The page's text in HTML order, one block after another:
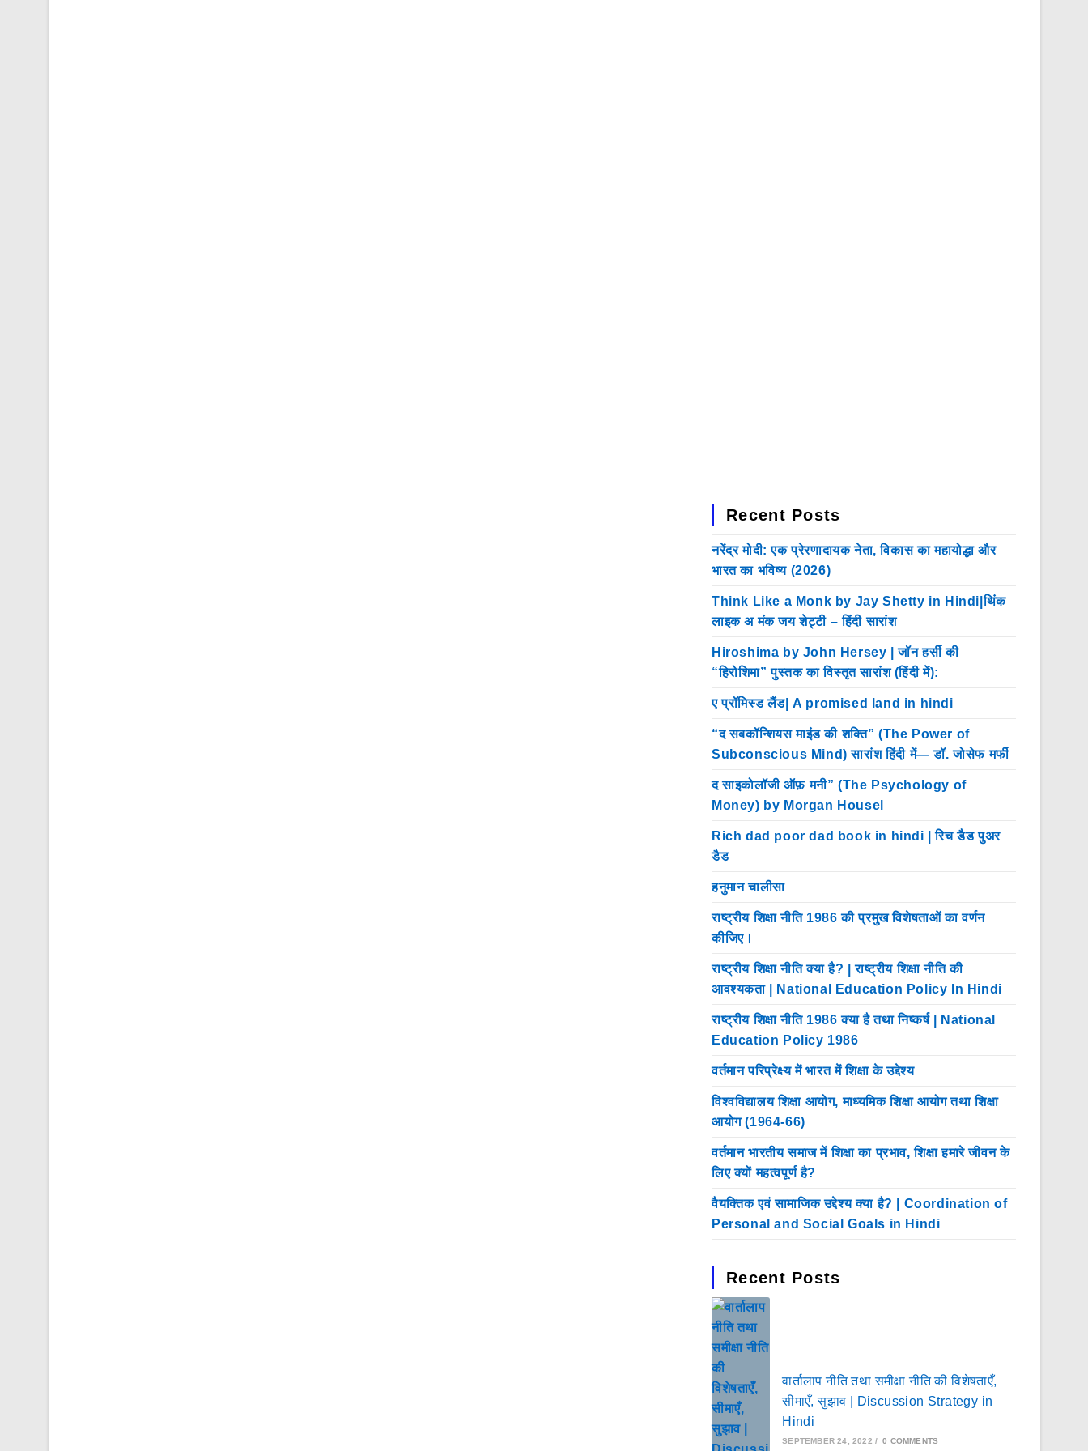
Recent Posts
नरेंद्र मोदी: एक प्रेरणादायक नेता, विकास का महायोद्धा और
भारत का भविष्य (2026)
Think Like a Monk by Jay Shetty in Hindi|थिंक
लाइक अ मंक जय शेट्टी – हिंदी सारांश
Hiroshima by John Hersey | जॉन हर्सी की
“हिरोशिमा” पुस्तक का विस्तृत सारांश (हिंदी में):
ए प्रॉमिस्ड लैंड| A promised land in hindi
“द सबकॉन्शियस माइंड की शक्ति” (The Power of
Subconscious Mind) सारांश हिंदी में— डॉ. जोसेफ मर्फी
द साइकोलॉजी ऑफ़ मनी” (The Psychology of
Money) by Morgan Housel
Rich dad poor dad book in hindi | रिच डैड पुअर
डैड
हनुमान चालीसा
राष्ट्रीय शिक्षा नीति 1986 की प्रमुख विशेषताओं का वर्णन
कीजिए।
राष्ट्रीय शिक्षा नीति क्या है? | राष्ट्रीय शिक्षा नीति की
आवश्यकता | National Education Policy In Hindi
राष्ट्रीय शिक्षा नीति 1986 क्या है तथा निष्कर्ष | National
Education Policy 1986
वर्तमान परिप्रेक्ष्य में भारत में शिक्षा के उद्देश्य
विश्वविद्यालय शिक्षा आयोग, माध्यमिक शिक्षा आयोग तथा शिक्षा
आयोग (1964-66)
वर्तमान भारतीय समाज में शिक्षा का प्रभाव, शिक्षा हमारे जीवन के
लिए क्यों महत्वपूर्ण है?
वैयक्तिक एवं सामाजिक उद्देश्य क्या है? | Coordination of
Personal and Social Goals in Hindi
Recent Posts
वार्तालाप नीति तथा समीक्षा नीति की विशेषताएँ,
सीमाएँ, सुझाव | Discussion Strategy in
Hindi
SEPTEMBER 24, 2022 / 0 COMMENTS